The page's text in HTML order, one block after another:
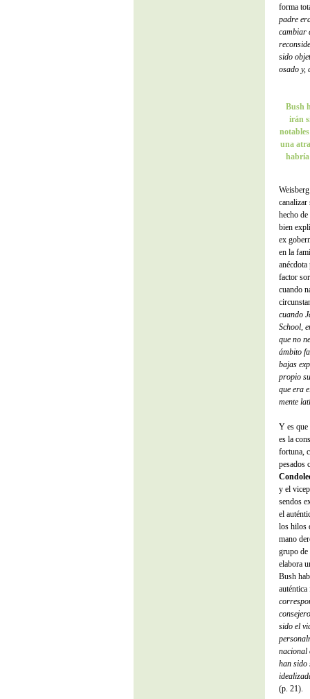
forma
padre
cambiar
sido
osado y,
Bush
irán
una
habría
canalizar
hecho
bien
ex
en la
factor
cuando
cuando
School,
que no
ámbito
bajas
propio
que era
mente
Y es que
es la
fortuna,
pesados
y el
sendos
el
los hilos
mano
grupo de
elabora
Bush
sido el
nacional
han sido
(p. 21).